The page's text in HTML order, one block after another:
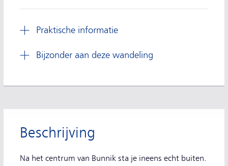
Praktische informatie
Bijzonder aan deze wandeling
Beschrijving
Na het centrum van Bunnik sta je ineens echt buiten.